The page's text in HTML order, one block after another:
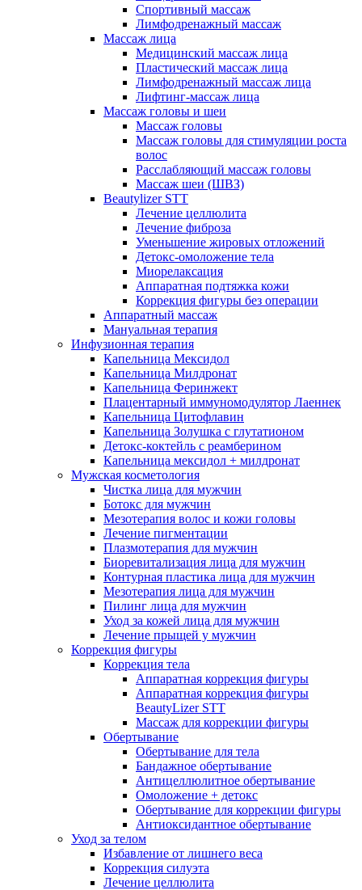
Спортивный массаж
Лимфодренажный массаж
Массаж лица
Медицинский массаж лица
Пластический массаж лица
Лимфодренажный массаж лица
Лифтинг-массаж лица
Массаж головы и шеи
Массаж головы
Массаж головы для стимуляции роста
волос
Расслабляющий массаж головы
Массаж шеи (ШВЗ)
Beautylizer STT
Лечение целлюлита
Лечение фиброза
Уменьшение жировых отложений
Детокс-омоложение тела
Миорелаксация
Аппаратная подтяжка кожи
Коррекция фигуры без операции
Аппаратный массаж
Мануальная терапия
Инфузионная терапия
Капельница Мексидол
Капельница Милдронат
Капельница Феринжект
Плацентарный иммуномодулятор Лаеннек
Капельница Цитофлавин
Капельница Золушка с глутатионом
Детокс-коктейль с реамберином
Капельница мексидол + милдронат
Мужская косметология
Чистка лица для мужчин
Ботокс для мужчин
Мезотерапия волос и кожи головы
Лечение пигментации
Плазмотерапия для мужчин
Биоревитализация лица для мужчин
Контурная пластика лица для мужчин
Мезотерапия лица для мужчин
Пилинг лица для мужчин
Уход за кожей лица для мужчин
Лечение прыщей у мужчин
Коррекция фигуры
Коррекция тела
Аппаратная коррекция фигуры
Аппаратная коррекция фигуры
BeautyLizer STT
Массаж для коррекции фигуры
Обертывание
Обертывание для тела
Бандажное обертывание
Антицеллюлитное обертывание
Омоложение + детокс
Обертывание для коррекции фигуры
Антиоксидантное обертывание
Уход за телом
Избавление от лишнего веса
Коррекция силуэта
Лечение целлюлита